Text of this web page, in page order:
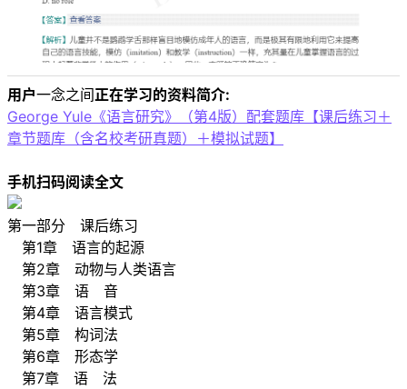
用户一念之间正在学习的资料简介:
George Yule《语言研究》（第4版）配套题库【课后练习＋
章节题库（含名校考研真题）＋模拟试题】
手机扫码阅读全文
第一部分 课后练习
第1章 语言的起源
第2章 动物与人类语言
第3章 语 音
第4章 语言模式
第5章 构词法
第6章 形态学
第7章 语 法